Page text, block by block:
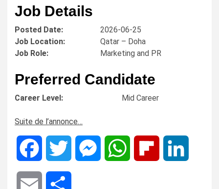
Job Details
Posted Date:
2026-06-25
Job Location:
Qatar – Doha
Job Role:
Marketing and PR
Preferred Candidate
Career Level: Mid Career
Suite de l’annonce…
Facebook Twitter MessengerWhatsApp Flipboard
Email